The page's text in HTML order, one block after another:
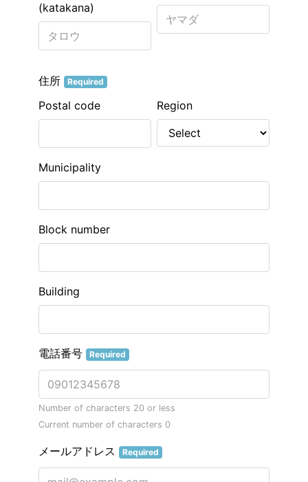
(katakana)
住所 Required
Postal code Region
Municipality
Block number
Building
電話番号 Required
Number of characters 20 or less
Current number of characters 0
メールアドレス Required